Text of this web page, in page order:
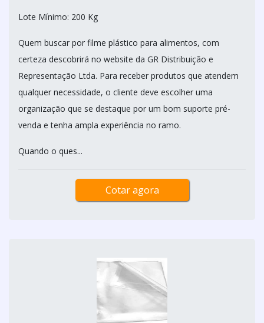
Lote Mínimo: 200 Kg
Quem buscar por filme plástico para alimentos, com
certeza descobrirá no website da GR Distribuição e
Representação Ltda. Para receber produtos que atendem
qualquer necessidade, o cliente deve escolher uma
organização que se destaque por um bom suporte pré-
venda e tenha ampla experiência no ramo.
Quando o ques...
Cotar agora